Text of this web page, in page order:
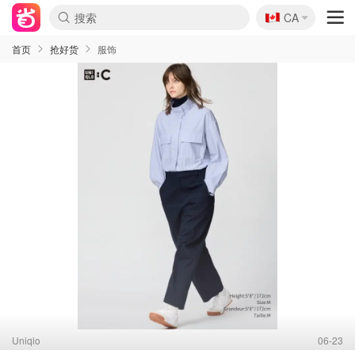
🇨🇦
CA
首页 抢好货 服饰
Uniqlo 06-23